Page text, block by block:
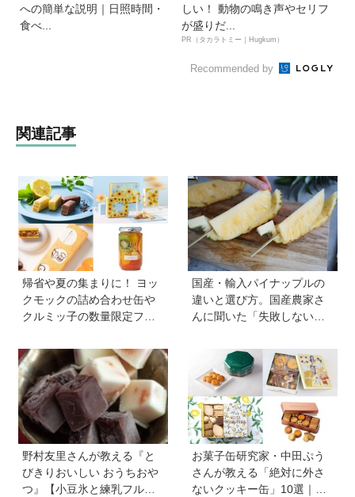
への簡単な説明｜日照時間・
食べ...
しい！ 動物の鳴き声やセリフ
が盛りだ...
PR（タカラトミー｜Hugkum）
Recommended by
関連記事
帰省や夏の集まりに！ ヨッ
クモックの詰め合わせ缶や
クルミッ子の数量限定フレ
る「夏の手土産」８選
国産・輸入パイナップルの
違いと選び方。国産農家さ
んに聞いた「失敗しない見
イデア【季節のフルーツカ
ット便りvol.22】
野村友里さんが教える『と
びきりおいしい おうちおや
つ』【小豆氷と練乳フルー
お菓子缶研究家・中田ぷう
さんが教える「絶対に外さ
ないクッキー缶」10選｜マ